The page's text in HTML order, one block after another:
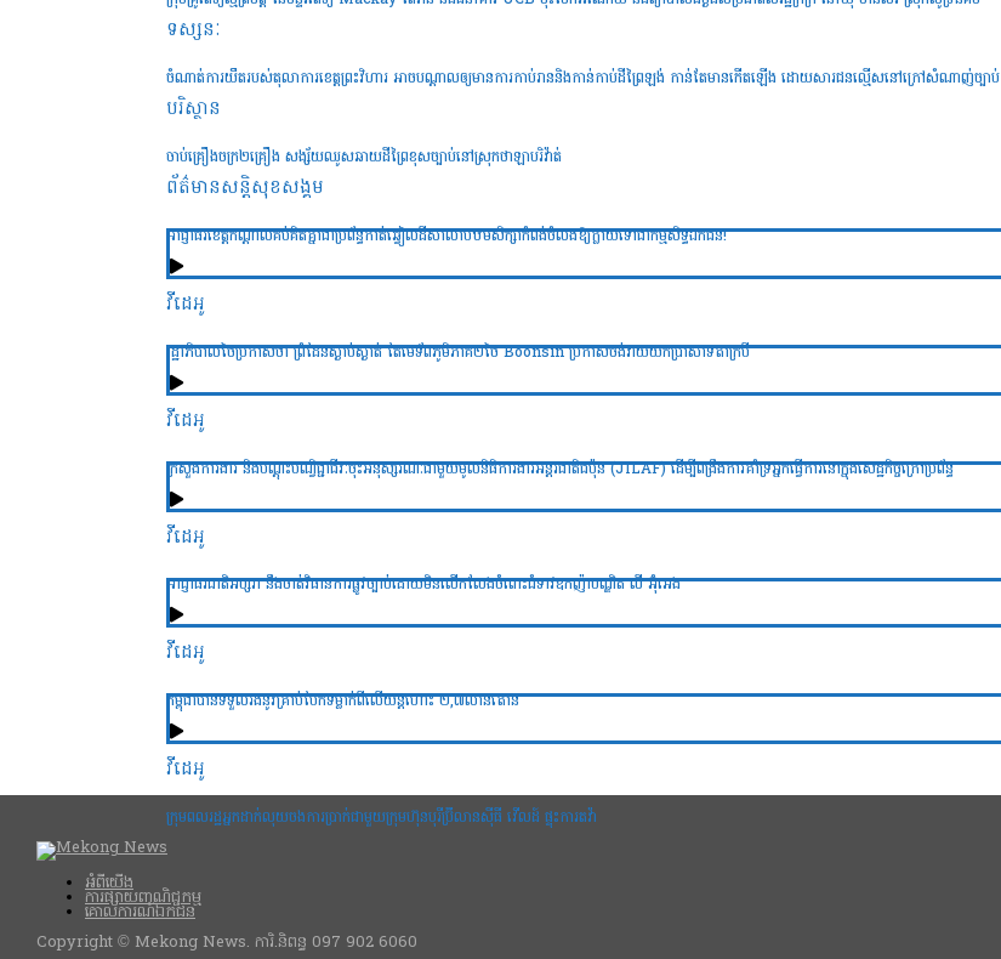
ទស្សនៈ
ចំណាត់ការយឺតរបស់តុលាការខេត្តព្រះវិហារ អាចបណ្តាលឲ្យមានការកាប់រាននិងកាន់កាប់ដីព្រៃឡង់ កាន់តែមានកើតឡើង ដោយសារជនល្មើសនៅក្រៅសំណាញ់ច្បាប់
បរិស្ថាន
ចាប់គ្រឿងចក្រ២គ្រឿង សង្ស័យឈូសឆាយដីព្រៃខុសច្បាប់នៅស្រុកថាឡាបរិវ៉ាត់
ព័ត៌មានសន្តិសុខ​សង្គម
អាជ្ញាធរខេត្តកណ្តាលគប់គិតគ្នាជាប្រព័ន្ធកាត់ឆ្វៀលដីសាលាបឋមសិក្សាកំពង់ចំលងឱ្យក្លាយទៅជាកម្មសិទ្ធឯកជន!
វីដេអូ
រដ្ឋាភិបាលថៃប្រកាសថា ព្រំដែនស្ងាប់ស្ងាត់ តែមេទ័ពភូមិភាគ២ថៃ Boonsin ប្រកាសចង់វាយយកប្រាសាទតាក្របី
វីដេអូ
ក្រសួងការងារ និងបណ្ដុះបណ្វិជ្ជាជីវៈចុះអនុស្សរណៈជាមួយមូលនិធិការងារអន្ដរជាតិជប៉ុន (JILAF) ដើម្បីពង្រឹងការគាំទ្រអ្នកធ្វើការនៅក្នុងសេដ្ឋកិច្ចក្រៅប្រព័ន្ធ
វីដេអូ
អាជ្ញាធរជាតិអប្សរា នឹងចាត់វិធានការផ្លូវច្បាប់ដោយមិនលើកលែងចំពោះជំទាវឧកញ៉ាបណ្ឌិត លី អ៊ុំអេង
វីដេអូ
កម្ពុជាបានទទួលរងនូវគ្រាប់បែកទម្លាក់ពីលើយន្តហោះ ២,៧លានតោន
វីដេអូ
ក្រុមពលរដ្ឋអ្នកដាក់លុយចងការប្រាក់ជាមួយក្រុមហ៊ុនបុរីប៊្រីលានស៊ីធី វើលដ៍ ផ្ទុះការតវ៉ា
អំពីយើង
ការផ្សាយពាណិជ្ជកម្ម
គោលការណ៍ឯកជន
Copyright © Mekong News. ការិ.និពន្ធ 097 902 6060